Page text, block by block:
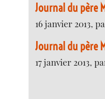
Journal du père
16 janvier 2013,
Journal du père
17 janvier 2013,